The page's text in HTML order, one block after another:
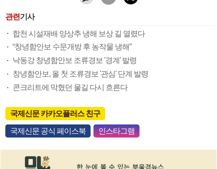
관련기사
합천 시설재배 양상추 냉해 보상 길 열렸다
“창녕함안보 수문개방 후 농작물 냉해”
낙동강 창녕함안보 조류경보 '경계' 발령
창녕함안보, 올 첫 조류경보 '관심' 단계 발령
콘크리트에 막혔던 물길 다시 흐른다
국제신문 카카오플러스 친구
국제신문 공식 페이스북 인스타그램